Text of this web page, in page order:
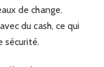
de change.
du cash, ce qui
sécurité.